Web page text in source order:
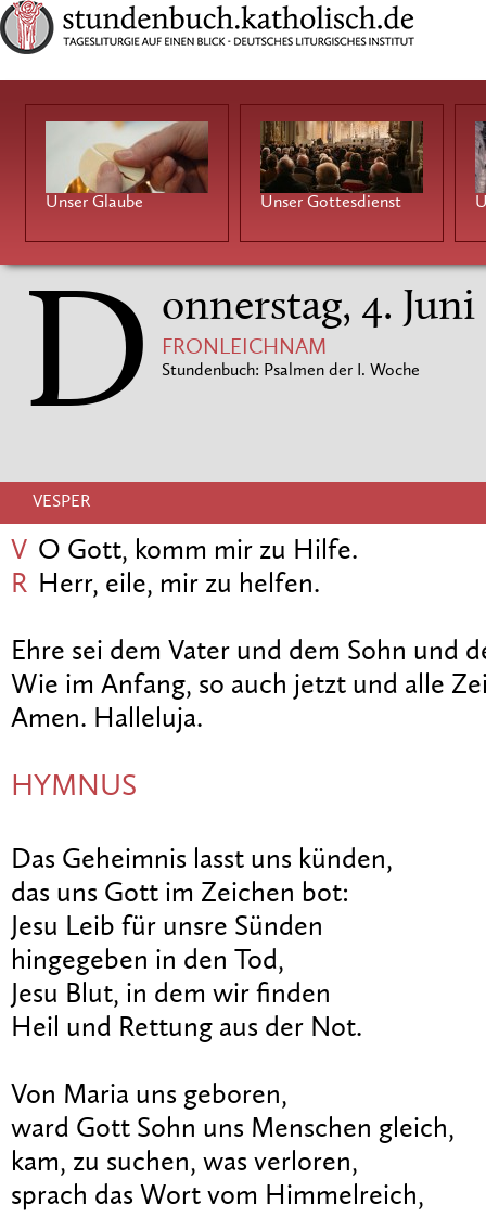
Unser Glaube Unser Gottesdienst
D onnerstag, 4. Juni
FRONLEICHNAM
Stundenbuch: Psalmen der I. Woche
VESPER
V O Gott, komm mir zu Hilfe.
R Herr, eile, mir zu helfen.
Ehre sei dem Vater und dem Sohn und
Wie im Anfang, so auch jetzt und alle
Amen. Halleluja.
HYMNUS
Das Geheimnis lasst uns künden,
das uns Gott im Zeichen bot:
Jesu Leib für unsre Sünden
hingegeben in den Tod,
Jesu Blut, in dem wir finden
Heil und Rettung aus der Not.
Von Maria uns geboren,
ward Gott Sohn uns Menschen gleich,
kam, zu suchen, was verloren,
sprach das Wort vom Himmelreich,